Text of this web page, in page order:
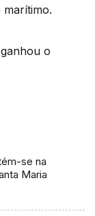
o
se na
Maria